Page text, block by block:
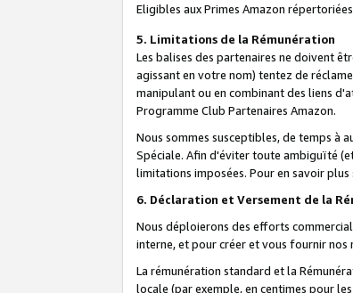
Eligibles aux Primes Amazon
5. Limitations de la Rémunération
Les balises des partenaires ne doivent
agissant en votre nom) tentez de
manipulant ou en combinant des liens
Programme Club Partenaires Amazon.
Nous sommes susceptibles, de temps à
Spéciale. Afin d'éviter toute ambiguïté
limitations imposées. Pour en savoir
6. Déclaration et Versement de la
Nous déploierons des efforts
interne, et pour créer et vous fournir nos
La rémunération standard et la
locale (par exemple, en centimes pour